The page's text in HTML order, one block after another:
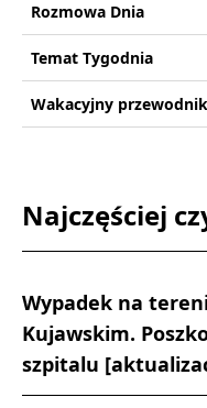
Rozmowa Dnia
Temat Tygodnia
Wakacyjny
Najczęściej
Wypadek na
Kujawskim.
szpitalu